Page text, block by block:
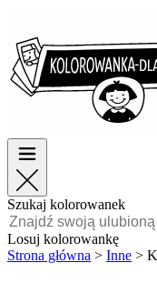
TOP kategorie
Dla chłopców
Dla dziewczynek
Polski
POLSKI
TOP kategorie
Dla chłopców
Dla dziewczynek
Szukaj kolorowanek
Losuj kolorowankę
Strona główna > Inne >